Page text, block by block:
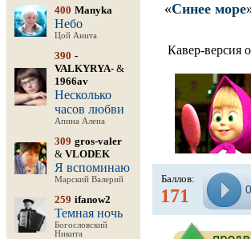
400 Manyka
Небо
Цой Анита
390 -
VALKYRYA- &
1966av
Несколько
часов любви
Апина Алена
309 gros-valer
& VLODEK
Я вспоминаю
Марский Валерий
259 ifanow2
Темная ночь
Богословский
Никита
«Синее море
Кавер-версия
Баллов:
171